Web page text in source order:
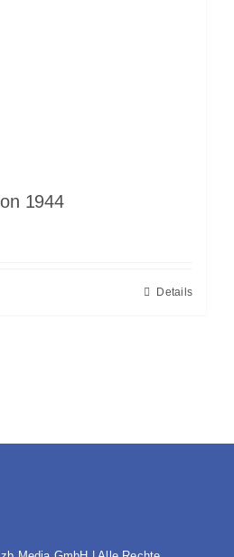
1944
Details